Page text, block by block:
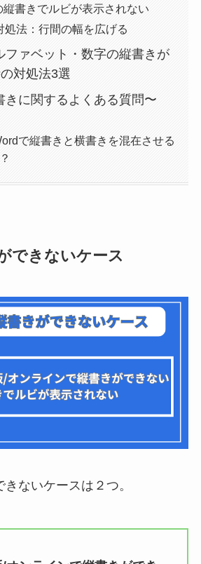
縦書きでルビが表示されない
処法：行間の幅を広げる
ファベット・数字の縦書きが
対処法3選
きに関するよくある質問〜
で縦書きと横書きを混在させる
できないケース
ないケースは２つ。